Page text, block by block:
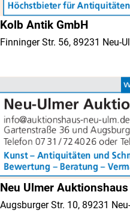
Kolb Antik GmbH
Finninger Str. 56, 89231 Neu-
Neu Ulmer Auktionshaus
Augsburger Str. 10, 89231